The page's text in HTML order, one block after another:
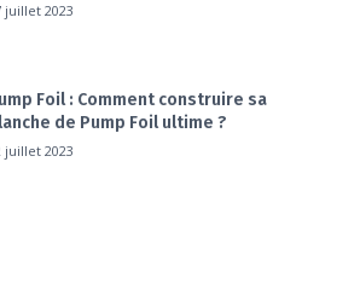
juillet 2023
Foil : Comment construire sa
de Pump Foil ultime ?
juillet 2023